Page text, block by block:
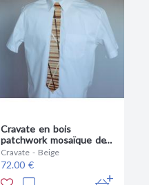
Cravate en bois
patchwork mosaïque de
différents bois
Cravate - Beige
72.00 €